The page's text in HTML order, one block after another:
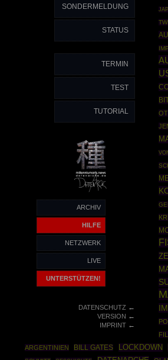
SONDERMELDUNG
STATUS
TERMIN
TEST
TUTORIAL
ARCHIV
HILFE
NETZWERK
LIVE
UNTERSTÜTZEN!
DATENSCHUTZ←
VERSION ←
IMPRINT←
ARGENTINIEN BILL GATES LOCKDOWN